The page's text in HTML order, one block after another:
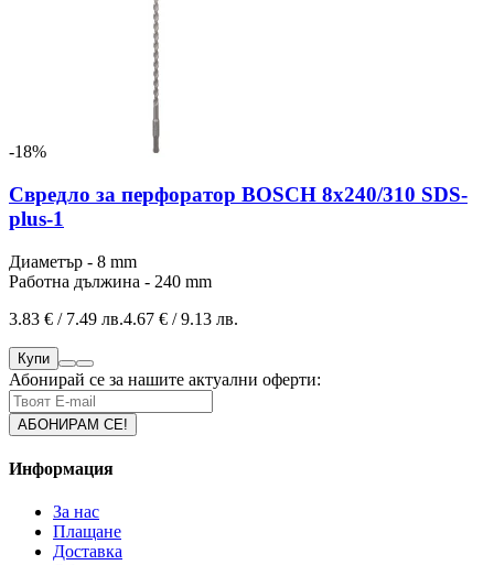
-18%
Свредло за перфоратор BOSCH 8x240/310 SDS-
plus-1
Диаметър - 8 mm
Работна дължина - 240 mm
3.83 € / 7.49 лв.4.67 € / 9.13 лв.
Купи
Абонирай се за нашите актуални оферти:
Информация
За нас
Плащане
Доставка